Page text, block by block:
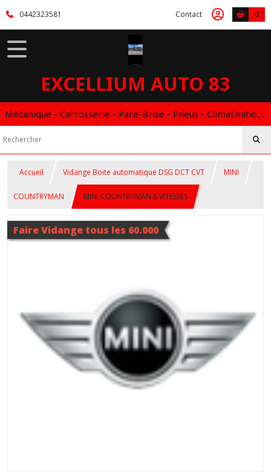
0442323581 Contact 0
EXCELLIUM AUTO 83
Mécanique - Carrosserie - Pare-Brise - Pneus - Climatisation - Entretien - Vidange Boite Auto - Boitier éthanol
Accueil Vidange Boite automatique DSG DCT CVT MINI
COUNTRYMAN MINI COUNTRYMAN 6 VITESSES
Faire Vidange tous les 60.000